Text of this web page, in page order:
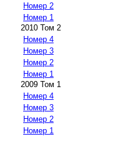
Номер 2
Номер 1
2010 Том 2
Номер 4
Номер 3
Номер 2
Номер 1
2009 Том 1
Номер 4
Номер 3
Номер 2
Номер 1